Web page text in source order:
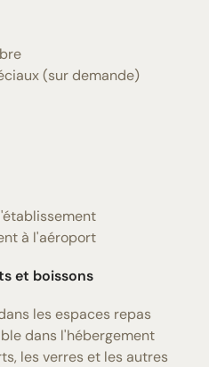
(sur demande)
à l'aéroport
et boissons
les espaces repas
dans l'hébergement
les verres et les autres